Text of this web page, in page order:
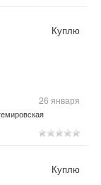
26 января
Куплю
Куплю